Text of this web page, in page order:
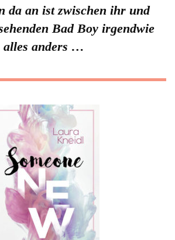
da an ist zwischen ihr und
Bad Boy irgendwie
alles anders …